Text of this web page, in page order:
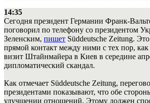
14:35
Сегодня президент Германии Франк-
поговорил по телефону со президентом
Зеленским, пишет Süddeutsche Zeitung.
прямой контакт между ними с тех пор,
визит Штайнмайера в Киев в середине
дипломатический скандал.
Как отмечает Süddeutsche Zeitung,
президентами показывают, что обе
улучшении отношений. Этому должен